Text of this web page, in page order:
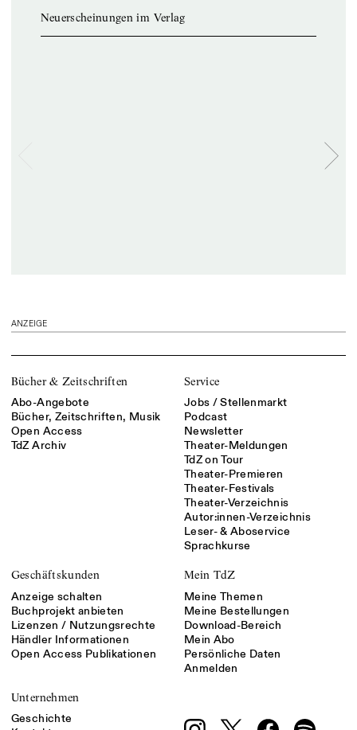
Neuerscheinungen im Verlag
ANZEIGE
Bücher & Zeitschriften
Abo-Angebote
Bücher, Zeitschriften, Musik
Open Access
TdZ Archiv
Service
Jobs / Stellenmarkt
Podcast
Newsletter
Theater-Meldungen
TdZ on Tour
Theater-Premieren
Theater-Festivals
Theater-Verzeichnis
Autor:innen-Verzeichnis
Leser- & Aboservice
Sprachkurse
Geschäftskunden
Anzeige schalten
Buchprojekt anbieten
Lizenzen / Nutzungsrechte
Händler Informationen
Open Access Publikationen
Mein TdZ
Meine Themen
Meine Bestellungen
Download-Bereich
Mein Abo
Persönliche Daten
Anmelden
Unternehmen
Geschichte